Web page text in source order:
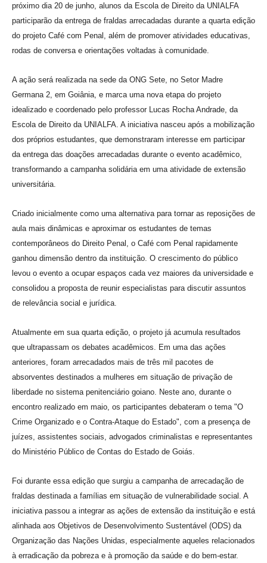
próximo dia 20 de junho, alunos da Escola de Direito da UNIALFA
participarão da entrega de fraldas arrecadadas durante a quarta edição
do projeto Café com Penal, além de promover atividades educativas,
rodas de conversa e orientações voltadas à comunidade.
A ação será realizada na sede da ONG Sete, no Setor Madre
Germana 2, em Goiânia, e marca uma nova etapa do projeto
idealizado e coordenado pelo professor Lucas Rocha Andrade , da
Escola de Direito da UN IALFA . A iniciativa nasceu após a mobilização
dos próprios estudantes, que demonstraram interesse em participar
da entrega das doações arrecadadas durante o evento acadêmico,
transformando a campanha solidária em uma atividade de extensão
universitária.
Criado inicialmente como uma alternativa para tornar as reposições de
aula mais dinâmicas e aproximar os estudantes de temas
contemporâneos do Direito Penal, o Café com Penal rapidamente
ganhou dimensão dentro da instituição. O crescimento do público
levou o evento a ocupar espaços cada vez maiores da universidade e
consolidou a proposta de reunir especialistas para discutir assuntos
de relevância social e jurídica.
Atualmente em sua quarta edição, o projeto já acumula resultados
que ultrapassam os debates acadêmicos. Em uma das ações
anteriores, foram arrecadados mais de três mil pacotes de
absorventes destinados a mulheres em situação de privação de
liberdade no sistema penitenciário goiano. Neste ano, durante o
encontro realizado em maio, os participantes debateram o tema "O
Crime Organizado e o Contra-Ataque do Estado", com a presença de
juízes, assistentes sociais, advogados criminalistas e representantes
do Ministério Público de Contas do Estado de Goiás.
Foi durante essa edição que surgiu a campanha de arrecadação de
fraldas destinada a famílias em situação de vulnerabilidade social. A
iniciativa passou a integrar as ações de extensão da instituição e está
alinhada aos Objetivos de Desenvolvimento Sustentável (ODS) da
Organização das Nações Unidas, especialmente aqueles relacionados
à erradicação da pobreza e à promoção da saúde e do bem-estar.